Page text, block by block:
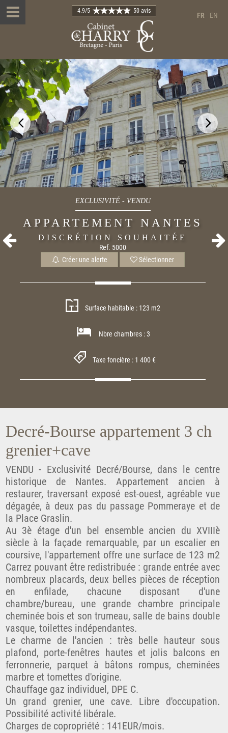
FR EN
4.9/5 50 avis
EXCLUSIVITÉ- VENDU
APPARTEMENT NANTES
DISCRÉTION SOUHAITÉE
Ref. 5000
Créer une alerte Sélectionner
Surface habitable : 123 m2
Nbre chambres : 3
Taxe foncière : 1 400 €
Decré-Bourse appartement 3 ch
grenier+cave
VENDU - Exclusivité Decré/Bourse, dans le centre
historique de Nantes. Appartement ancien à
restaurer, traversant exposé est-ouest, agréable vue
dégagée, à deux pas du passage Pommeraye et de
la Place Graslin.
Au 3è étage d'un bel ensemble ancien du XVIIIè
siècle à la façade remarquable, par un escalier en
coursive, l'appartement offre une surface de 123 m2
Carrez pouvant être redistribuée : grande entrée avec
nombreux placards, deux belles pièces de réception
en enfilade, chacune disposant d'une
chambre/bureau, une grande chambre principale
cheminée bois et son trumeau, salle de bains double
vasque, toilettes indépendantes.
Le charme de l'ancien : très belle hauteur sous
plafond, porte-fenêtres hautes et jolis balcons en
ferronnerie, parquet à bâtons rompus, cheminées
marbre et tomettes d'origine.
Chauffage gaz individuel, DPE C.
Un grand grenier, une cave. Libre d'occupation.
Possibilité activité libérale.
Charges de copropriété : 141EUR/mois.